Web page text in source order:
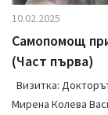
10.02.2025
Самопомощ
(Част първа)
Визитка:
Мирена Колева